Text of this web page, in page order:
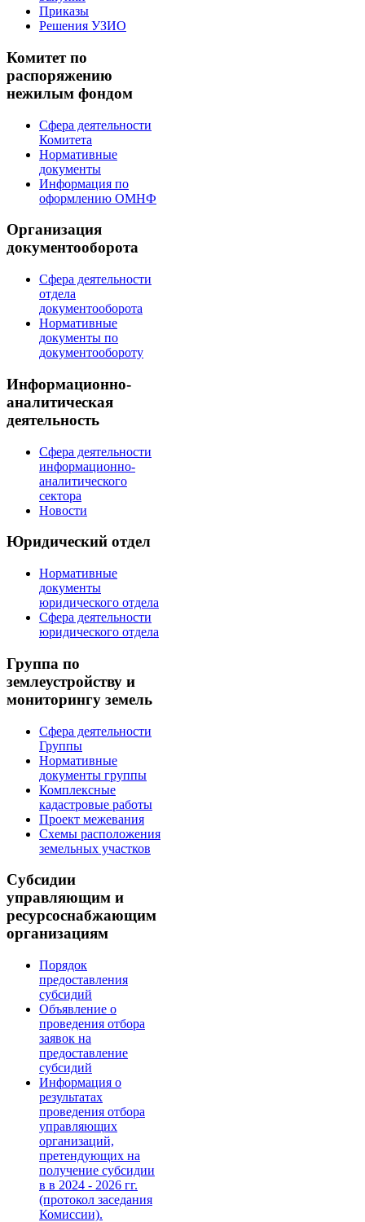
Приказы
Решения УЗИО
Комитет по
распоряжению
нежилым фондом
Сфера деятельности
Комитета
Нормативные
документы
Информация по
оформлению ОМНФ
Организация
документооборота
Сфера деятельности
отдела
документооборота
Нормативные
документы по
документообороту
Информационно-
аналитическая
деятельность
Сфера деятельности
информационно-
аналитического
сектора
Новости
Юридический отдел
Нормативные
документы
юридического отдела
Сфера деятельности
юридического отдела
Группа по
землеустройству и
мониторингу земель
Сфера деятельности
Группы
Нормативные
документы группы
Комплексные
кадастровые работы
Проект межевания
Схемы расположения
земельных участков
Субсидии
управляющим и
ресурсоснабжающим
организациям
Порядок
предоставления
субсидий
Объявление о
проведения отбора
заявок на
предоставление
субсидий
Информация о
результатах
проведения отбора
управляющих
организаций,
претендующих на
получение субсидии
в в 2024 - 2026 гг.
(протокол заседания
Комиссии).